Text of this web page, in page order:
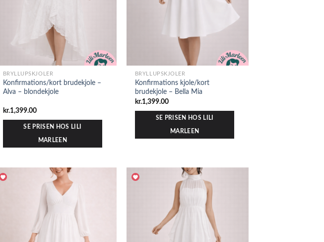
BRYLLUPSKJOLER
Konfirmations/kort brudekjole –
Alva – blondekjole
kr.1,399.00
SE PRISEN HOS LILI
MARLEEN
BRYLLUPSKJOLER
Konfirmations kjole/kort
brudekjole – Bella Mia
kr.1,399.00
SE PRISEN HOS LILI
MARLEEN